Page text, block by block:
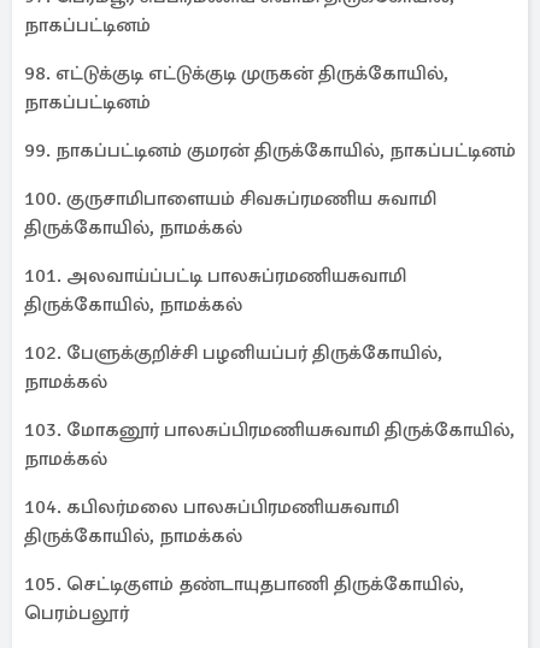
நாகப்பட்டினம்
98. எட்டுக்குடி எட்டுக்குடி முருகன் திருக்கோயில்,
நாகப்பட்டினம்
99. நாகப்பட்டினம் குமரன் திருக்கோயில், நாகப்பட்டினம்
100. குருசாமிபாளையம் சிவசுப்ரமணிய சுவாமி
திருக்கோயில், நாமக்கல்
101. அலவாய்ப்பட்டி பாலசுப்ரமணியசுவாமி
திருக்கோயில், நாமக்கல்
102. பேளுக்குறிச்சி பழனியப்பர் திருக்கோயில்,
நாமக்கல்
103. மோகனூர் பாலசுப்பிரமணியசுவாமி திருக்கோயில்,
நாமக்கல்
104. கபிலர்மலை பாலசுப்பிரமணியசுவாமி
திருக்கோயில், நாமக்கல்
105. செட்டிகுளம் தண்டாயுதபாணி திருக்கோயில்,
பெரம்பலூர்